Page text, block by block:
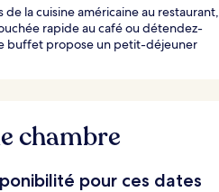
de la cuisine américaine au restaurant,
rapide au café ou détendez-
buffet propose un petit-déjeuner
chambre
pour ces dates